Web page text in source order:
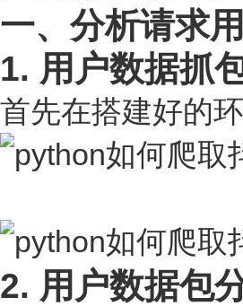
一、分析请求
1. 用户数据抓
首先在搭建好的
2. 用户数据包